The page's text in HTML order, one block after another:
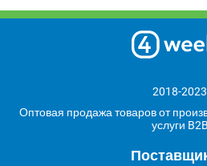
2018-2023
Оптовая продажа товаров от
услуги B2B